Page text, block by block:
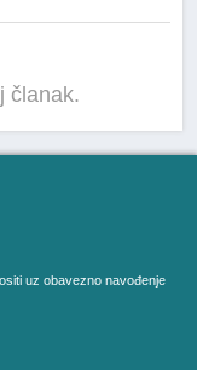
članak.
uz obavezno navođenje